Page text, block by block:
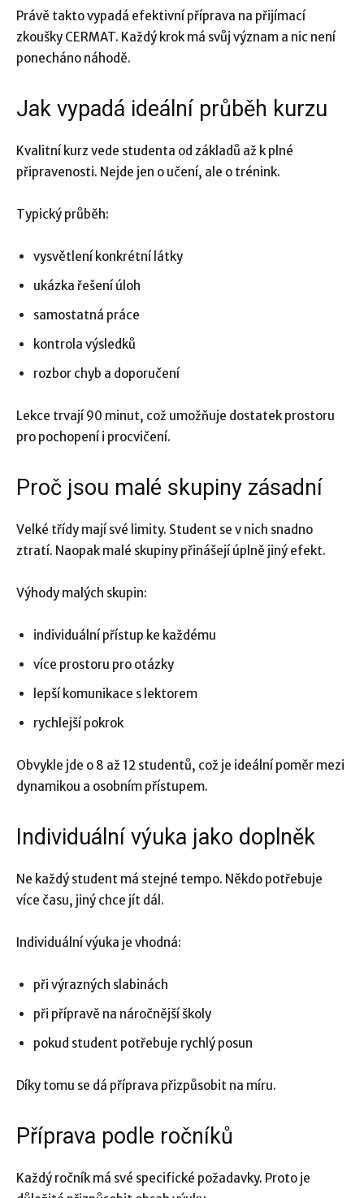
Právě takto vypadá efektivní příprava na přijímací
zkoušky CERMAT. Každý krok má svůj význam a nic není
ponecháno náhodě.
Jak vypadá ideální průběh kurzu
Kvalitní kurz vede studenta od základů až k plné
připravenosti. Nejde jen o učení, ale o trénink.
Typický průběh:
vysvětlení konkrétní látky
ukázka řešení úloh
samostatná práce
kontrola výsledků
rozbor chyb a doporučení
Lekce trvají 90 minut, což umožňuje dostatek prostoru
pro pochopení i procvičení.
Proč jsou malé skupiny zásadní
Velké třídy mají své limity. Student se v nich snadno
ztratí. Naopak malé skupiny přinášejí úplně jiný efekt.
Výhody malých skupin:
individuální přístup ke každému
více prostoru pro otázky
lepší komunikace s lektorem
rychlejší pokrok
Obvykle jde o 8 až 12 studentů, což je ideální poměr mezi
dynamikou a osobním přístupem.
Individuální výuka jako doplněk
Ne každý student má stejné tempo. Někdo potřebuje
více času, jiný chce jít dál.
Individuální výuka je vhodná:
při výrazných slabinách
při přípravě na náročnější školy
pokud student potřebuje rychlý posun
Díky tomu se dá příprava přizpůsobit na míru.
Příprava podle ročníků
Každý ročník má své specifické požadavky. Proto je